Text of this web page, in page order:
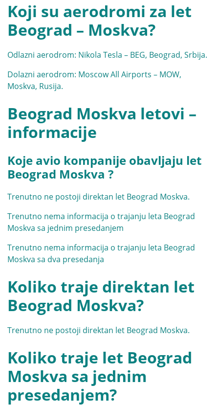
Koji su aerodromi za let
Beograd – Moskva?
Odlazni aerodrom: Nikola Tesla – BEG, Beograd, Srbija.
Dolazni aerodrom: Moscow All Airports – MOW,
Moskva, Rusija.
Beograd Moskva letovi –
informacije
Koje avio kompanije obavljaju let
Beograd Moskva ?
Trenutno ne postoji direktan let Beograd Moskva.
Trenutno nema informacija o trajanju leta Beograd
Moskva sa jednim presedanjem
Trenutno nema informacija o trajanju leta Beograd
Moskva sa dva presedanja
Koliko traje direktan let
Beograd Moskva?
Trenutno ne postoji direktan let Beograd Moskva.
Koliko traje let Beograd
Moskva sa jednim
presedanjem?